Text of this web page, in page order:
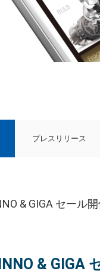
プレスリリース
& GIGA セール
& GIGA